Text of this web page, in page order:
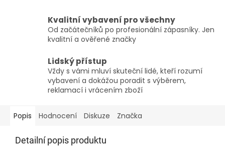
Kvalitní vybavení pro všechny
Od začátečníků po profesionální zápasníky. Jen
kvalitní a ověřené značky
Lidský přístup
Vždy s vámi mluví skuteční lidé, kteří rozumí
vybavení a dokážou poradit s výběrem,
reklamací i vrácením zboží
Popis Hodnocení Diskuze Značka
Detailní popis produktu